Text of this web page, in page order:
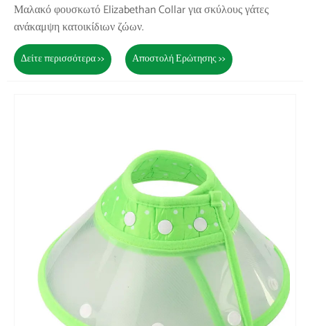
Μαλακό φουσκωτό Elizabethan Collar για σκύλους γάτες
ανάκαμψη κατοικίδιων ζώων.
Δείτε περισσότερα >> Αποστολή Ερώτησης >>